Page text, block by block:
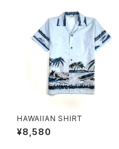
HAWAIIAN SHIRT
¥8,580